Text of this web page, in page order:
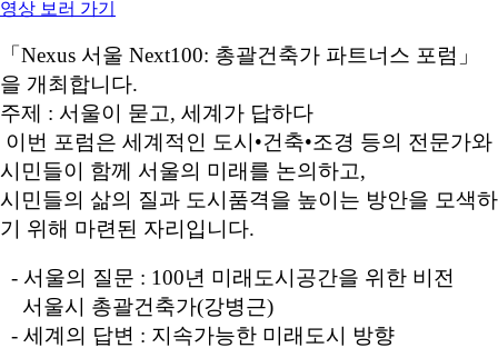
영상 보러 가기
「Nexus 서울 Next100: 총괄건축가 파트너스 포럼」
을 개최합니다.
주제 : 서울이 묻고, 세계가 답하다
이번 포럼은 세계적인 도시•건축•조경 등의 전문가와
시민들이 함께 서울의 미래를 논의하고,
시민들의 삶의 질과 도시품격을 높이는 방안을 모색하
기 위해 마련된 자리입니다.
- 서울의 질문 : 100년 미래도시공간을 위한 비전
서울시 총괄건축가(강병근)
- 세계의 답변 : 지속가능한 미래도시 방향